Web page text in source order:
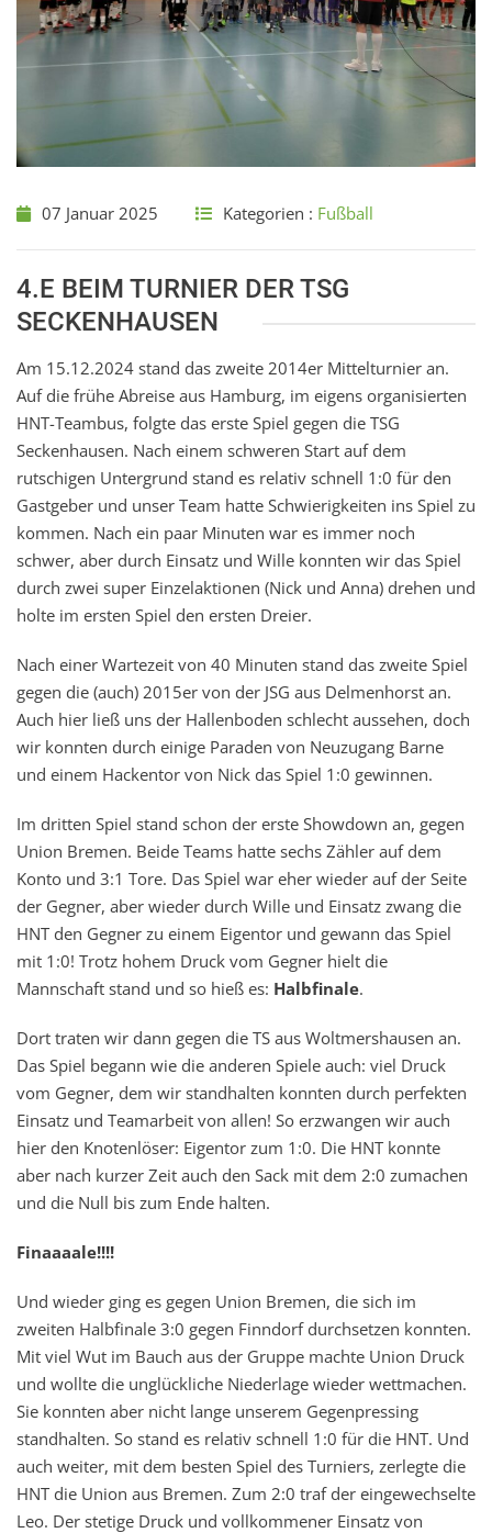
07 Januar 2025 Kategorien : Fußball
4.E BEIM TURNIER DER TSG
SECKENHAUSEN
Am 15.12.2024 stand das zweite 2014er Mittelturnier an.
Auf die frühe Abreise aus Hamburg, im eigens organisierten
HNT-Teambus, folgte das erste Spiel gegen die TSG
Seckenhausen. Nach einem schweren Start auf dem
rutschigen Untergrund stand es relativ schnell 1:0 für den
Gastgeber und unser Team hatte Schwierigkeiten ins Spiel zu
kommen. Nach ein paar Minuten war es immer noch
schwer, aber durch Einsatz und Wille konnten wir das Spiel
durch zwei super Einzelaktionen (Nick und Anna) drehen und
holte im ersten Spiel den ersten Dreier.
Nach einer Wartezeit von 40 Minuten stand das zweite Spiel
gegen die (auch) 2015er von der JSG aus Delmenhorst an.
Auch hier ließ uns der Hallenboden schlecht aussehen, doch
wir konnten durch einige Paraden von Neuzugang Barne
und einem Hackentor von Nick das Spiel 1:0 gewinnen.
Im dritten Spiel stand schon der erste Showdown an, gegen
Union Bremen. Beide Teams hatte sechs Zähler auf dem
Konto und 3:1 Tore. Das Spiel war eher wieder auf der Seite
der Gegner, aber wieder durch Wille und Einsatz zwang die
HNT den Gegner zu einem Eigentor und gewann das Spiel
mit 1:0! Trotz hohem Druck vom Gegner hielt die
Mannschaft stand und so hieß es: Halbfinale.
Dort traten wir dann gegen die TS aus Woltmershausen an.
Das Spiel begann wie die anderen Spiele auch: viel Druck
vom Gegner, dem wir standhalten konnten durch perfekten
Einsatz und Teamarbeit von allen! So erzwangen wir auch
hier den Knotenlöser: Eigentor zum 1:0. Die HNT konnte
aber nach kurzer Zeit auch den Sack mit dem 2:0 zumachen
und die Null bis zum Ende halten.
Finaaaale!!!!
Und wieder ging es gegen Union Bremen, die sich im
zweiten Halbfinale 3:0 gegen Finndorf durchsetzen konnten.
Mit viel Wut im Bauch aus der Gruppe machte Union Druck
und wollte die unglückliche Niederlage wieder wettmachen.
Sie konnten aber nicht lange unserem Gegenpressing
standhalten. So stand es relativ schnell 1:0 für die HNT. Und
auch weiter, mit dem besten Spiel des Turniers, zerlegte die
HNT die Union aus Bremen. Zum 2:0 traf der eingewechselte
Leo. Der stetige Druck und vollkommener Einsatz von